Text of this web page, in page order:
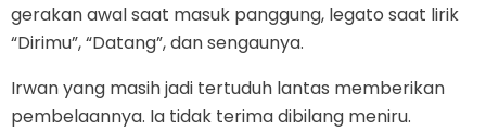
gerakan awal saat masuk panggung, legato saat lirik
“Dirimu”, “Datang”, dan sengaunya.
Irwan yang masih jadi tertuduh lantas memberikan
pembelaannya. Ia tidak terima dibilang meniru.